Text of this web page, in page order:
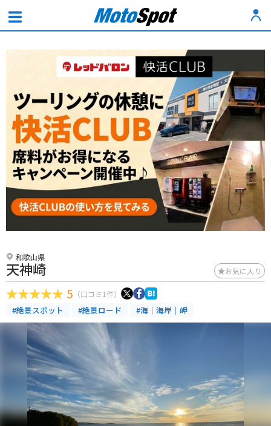
和歌山県
天神崎 お気に入り
5 （口コミ1件）
#絶景スポット #絶景ロード #海｜海岸｜岬